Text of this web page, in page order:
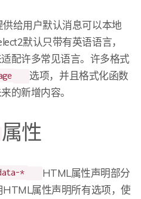
给用户默认消息可以本地
默认只带有英语语言，
配许多常见语言。许多格式
选项，并且格式化函数
的新增内容。
属性
*
HTML属性声明部分
HTML属性声明所有选项，使